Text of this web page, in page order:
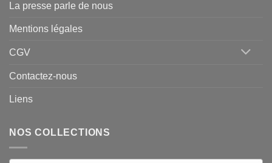
La presse parle de nous
Mentions légales
CGV
Contactez-nous
Liens
NOS COLLECTIONS